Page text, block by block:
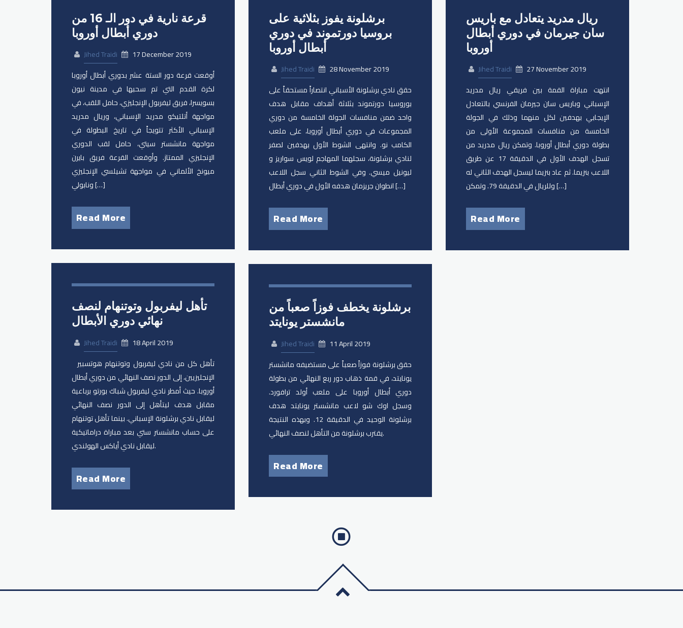
قرعة نارية في دور الـ 16 من
دوري أبطال أوروبا
Jihed Traidi
17 December 2019
أوقعت قرعة دور الستة عشر بدوري أبطال أوروبا
لكرة القدم التي تم سحبها في مدينة نيون
بسويسرا، فريق ليفربول الإنجليزي، حامل اللقب، في
مواجهة أتلتيكو مدريد الإسباني، وريال مدريد
الإسباني الأكثر تتويجاً في تاريخ البطولة في
مواجهة مانشستر سيتي، حامل لقب الدوري
الإنجليزي الممتاز. وأوقعت القرعة فريق بايرن
ميونخ الألماني في مواجهة تشيلسي الإنجليزي
ونابولي […]
Read More
برشلونة يفوز بثلاثية على
بروسيا دورتموند في دوري
أبطال أوروبا
Jihed Traidi
28 November 2019
حقق نادي برشلونة الأسباني انتصاراً مستحقاً على
بوروسيا دورتموند بثلاثة أهداف مقابل هدف
واحد ضمن منافسات الجولة الخامسة من دوري
المجموعات في دوري أبطال أوروبا، على ملعب
الكامب نو. وانتهى الشوط الأول بهدفين لصفر
لنادي برشلونة، سجلهما المهاجم لويس سواريز و
ليونيل ميسي. وفي الشوط الثاني سجل اللاعب
انطوان جريزمان هدفه الأول في دوري أبطال […]
Read More
ريال مدريد يتعادل مع باريس
سان جيرمان في دوري أبطال
أوروبا
Jihed Traidi
27 November 2019
انتهت مباراة القمة بين فريقي ريال مدريد
الإسباني وباريس سان جيرمان الفرنسي بالتعادل
الإيجابي بهدفين لكل منهما وذلك في الجولة
الخامسة من منافسات المجموعة الأولى من
بطولة دوري أبطال أوروبا. وتمكن ريال مدريد من
تسجل الهدف الأول في الدقيقة 17 عن طريق
اللاعب بنزيما. ثم عاد بنزيما ليسجل الهدف الثاني له
وللريال في الدقيقة 79. وتمكن […]
Read More
تأهل ليفربول وتوتنهام لنصف
نهائي دوري الأبطال
Jihed Traidi
18 April 2019
الإنجليزيين، إلى الدور نصف النهائي من دوري أبطال
أوروبا. حيث أمطر نادي ليفربول شباك بورتو برباعية
مقابل هدف ليتأهل إلى الدور نصف النهائي
ليقابل نادي برشلونة الإسباني. بينما تأهل توتنهام
على حساب مانشستر ستي بعد مباراة دراماتيكية
ليقابل نادي أياكس الهولندي.
Read More
برشلونة يخطف فوزاً صعباً من
مانشستر يونايتد
Jihed Traidi
11 April 2019
حقق برشلونة فوزاً صعباً على مستضيفه مانشستر
يونايتد، في قمة ذهاب دور ربع النهائي من بطولة
دوري أبطال أوروبا على ملعب أولد ترافورد.
وسجل اوك شو لاعب مانشستر يونايتد هدف
برشلونة الوحيد في الدقيقة 12. وبهذه النتيجة
يقترب برشلونة من التأهل لنصف النهائي.
Read More